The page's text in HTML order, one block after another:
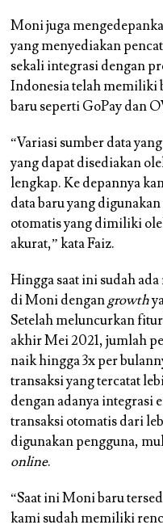
Moni juga
yang menyediakan
sekali integrasi dengan
Indonesia telah memiliki
baru seperti GoPay dan
“Variasi sumber data
yang dapat disediakan
lengkap. Ke depannya
data baru yang
otomatis yang dimiliki
akurat,” kata Faiz.
Hingga saat ini sudah
di Moni dengangrowth
Setelah meluncurkan
akhir Mei 2021, jumlah
naik hingga 3x per
transaksi yang tercatat
dengan adanya integrasi
transaksi otomatis dari
digunakan pengguna,
online.
“Saat ini Moni baru
kami sudah memiliki